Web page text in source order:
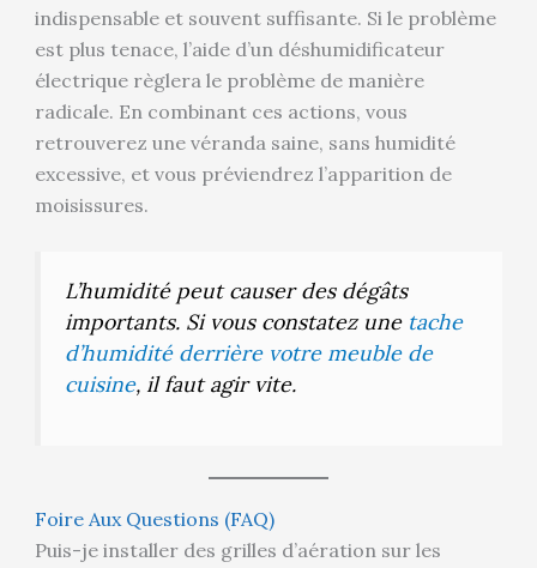
indispensable et souvent suffisante. Si le problème
est plus tenace, l’aide d’un déshumidificateur
électrique règlera le problème de manière
radicale. En combinant ces actions, vous
retrouverez une véranda saine, sans humidité
excessive, et vous préviendrez l’apparition de
moisissures.
L’humidité peut causer des dégâts
importants. Si vous constatez une tache
d’humidité derrière votre meuble de
cuisine, il faut agir vite.
Foire Aux Questions (FAQ)
Puis-je installer des grilles d’aération sur les